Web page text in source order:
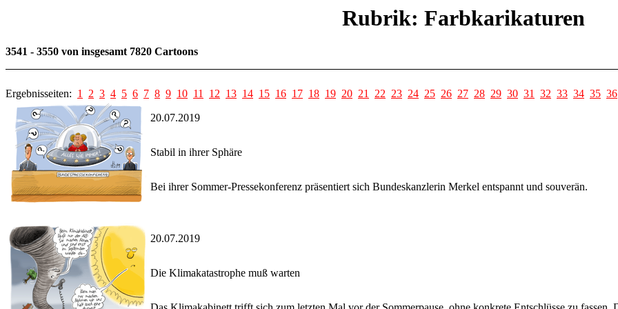
Rubrik: Farbkarikaturen
3541 - 3550 von insgesamt 7820 Cartoons
Ergebnisseiten: 1 2 3 4 5 6 7 8 9 10 11 12 13 14 15 16 17 18 19 20 21 22 23 24 25 26 27 28 29 30 31 32 33 34 35 36
20.07.2019
Stabil in ihrer Sphäre
Bei ihrer Sommer-Pressekonferenz präsentiert sich Bundeskanzlerin Merkel entspannt und souverän.
20.07.2019
Die Klimakatastrophe muß warten